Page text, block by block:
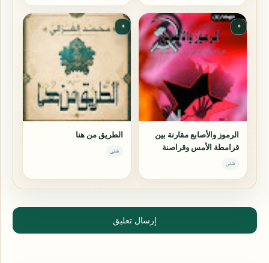
✦
الرموز والأصابع مقارنة بين
قرامطة الأمس وقراصنة
اليوم
شتى
✦
الطريق من هنا
شتى
إرسال تعليق